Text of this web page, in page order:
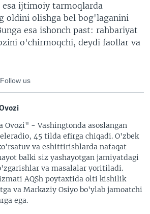
ijtimoiy tarmoqlarda
oldini olishga bel bog'laganini
esa ishonch past: rahbariyat
o'chirmoqchi, deydi faollar va
Follow us
Ovozi" - Vashingtonda asoslangan
45 tilda efirga chiqadi. O'zbek
va eshittirishlarda nafaqat
balki siz yashayotgan jamiyatdagi
va masalalar yoritiladi.
AQSh poytaxtida olti kishilik
va Markaziy Osiyo bo'ylab jamoatchi
ega.